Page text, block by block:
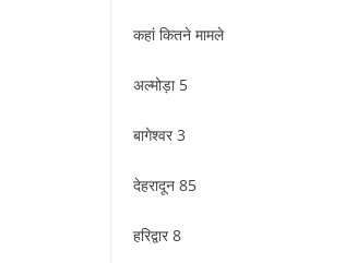
कहां कितने मामले
अल्मोड़ा 5
बागेश्वर 3
देहरादून 85
हरिद्वार 8